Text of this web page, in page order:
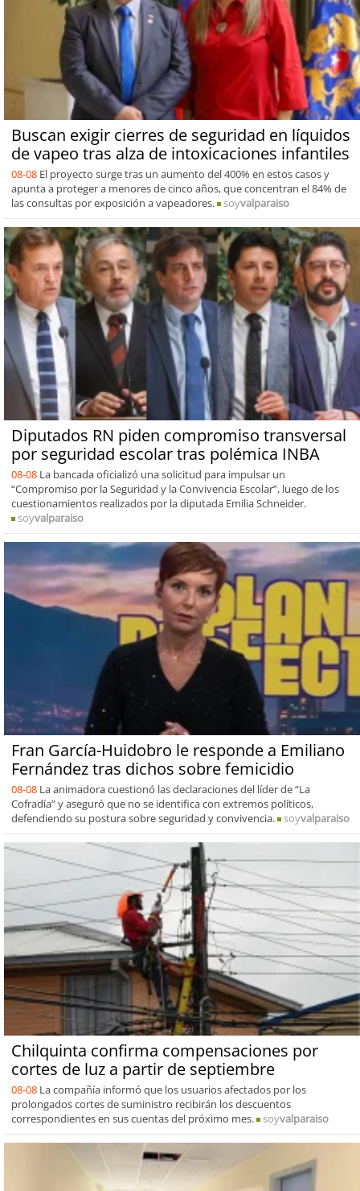
Buscan exigir cierres de seguridad en líquidos
de vapeo tras alza de intoxicaciones infantiles
08-08 El proyecto surge tras un aumento del 400% en estos casos y
apunta a proteger a menores de cinco años, que concentran el 84% de
las consultas por exposición a vapeadores.
soyvalparaiso
Diputados RN piden compromiso transversal
por seguridad escolar tras polémica INBA
08-08 La bancada oficializó una solicitud para impulsar un
“Compromiso por la Seguridad y la Convivencia Escolar”, luego de los
cuestionamientos realizados por la diputada Emilia Schneider.
soyvalparaiso
Fran García-Huidobro le responde a Emiliano
Fernández tras dichos sobre femicidio
08-08 La animadora cuestionó las declaraciones del líder de “La
Cofradía” y aseguró que no se identifica con extremos políticos,
defendiendo su postura sobre seguridad y convivencia.
soyvalparaiso
Chilquinta confirma compensaciones por
cortes de luz a partir de septiembre
08-08 La compañía informó que los usuarios afectados por los
prolongados cortes de suministro recibirán los descuentos
correspondientes en sus cuentas del próximo mes.
soyvalparaiso